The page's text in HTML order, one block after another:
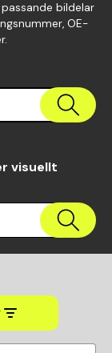
bildelar
OE-
visuellt